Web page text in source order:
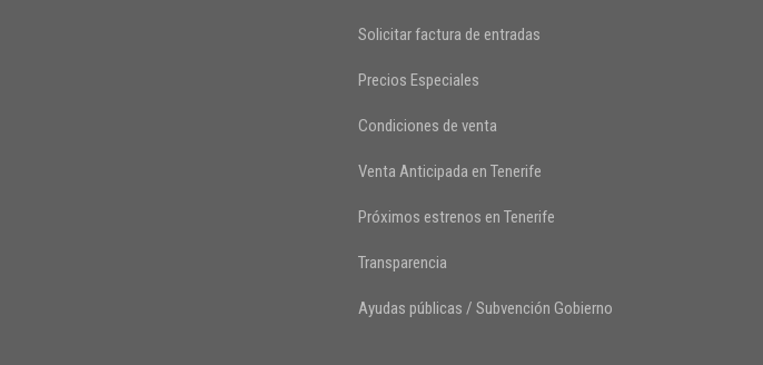
Solicitar factura de entradas
Precios Especiales
Condiciones de venta
Venta Anticipada en Tenerife
Próximos estrenos en Tenerife
Transparencia
Ayudas públicas / Subvención Gobierno